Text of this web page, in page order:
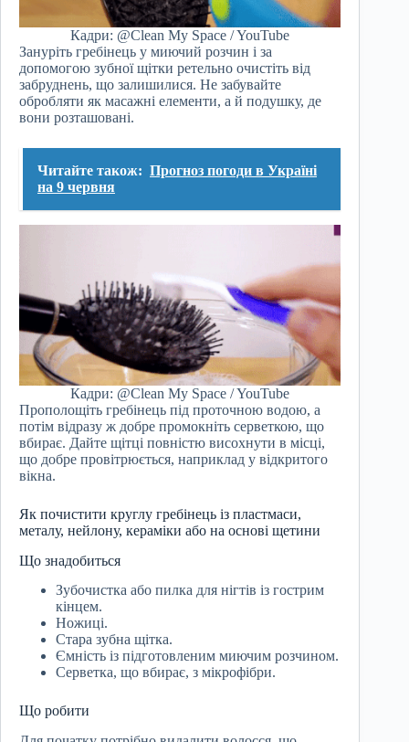
Кадри: @Clean My Space / YouTube
Зануріть гребінець у миючий розчин і за
допомогою зубної щітки ретельно очистіть від
забруднень, що залишилися. Не забувайте
обробляти як масажні елементи, а й подушку, де
вони розташовані.
Читайте також: Прогноз погоди в Україні
на 9 червня
Кадри: @Clean My Space / YouTube
Прополощіть гребінець під проточною водою, а
потім відразу ж добре промокніть серветкою, що
вбирає. Дайте щітці повністю висохнути в місці,
що добре провітрюється, наприклад у відкритого
вікна.
Як почистити круглу гребінець із пластмаси,
металу, нейлону, кераміки або на основі щетини
Що знадобиться
Зубочистка або пилка для нігтів із гострим
кінцем.
Ножиці.
Стара зубна щітка.
Ємність із підготовленим миючим розчином.
Серветка, що вбирає, з мікрофібри.
Що робити